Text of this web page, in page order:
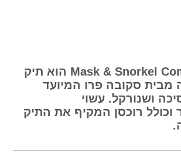
ה Mask & Snorkel Combo Bag הוא תיק
מבית סקובה פרו המיועד
ושנורקל. עשוי
וכולל רוכסן המקיף את התיק